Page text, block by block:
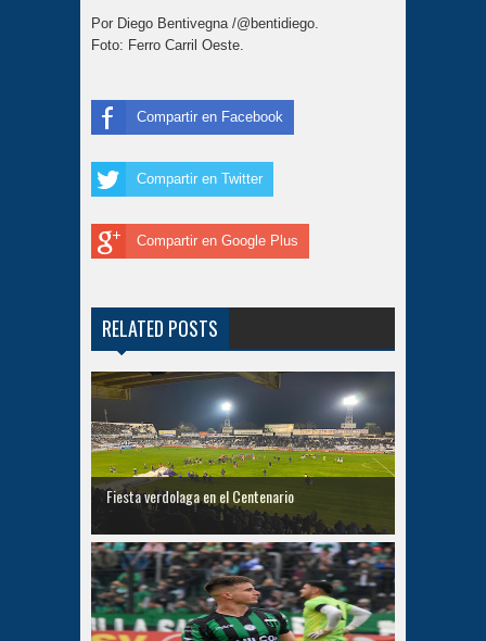
Por Diego Bentivegna /@bentidiego.
Foto: Ferro Carril Oeste.
Compartir en Facebook
Compartir en Twitter
Compartir en Google Plus
RELATED POSTS
Fiesta verdolaga en el Centenario